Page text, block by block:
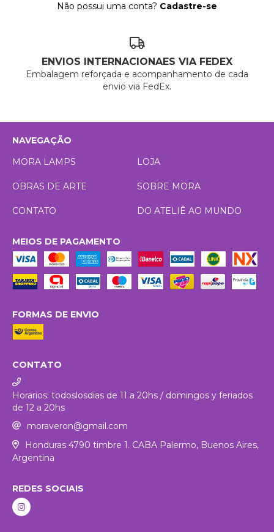
Não possui uma conta? Cadastre-se
ENVIOS INTERNACIONAES VIA FEDEX
Embalagem reforçada e acompanhamento de cada
envio via FedEx.
NAVEGAÇÃO
MORA LAMPS
LOJA
OBRAS DE ARTE SOBRE MORA
CONTATO DO ATELIÊ AO MUNDO
MEIOS DE PAGAMENTO
FORMAS DE ENVIO
CONTATO
Horarios: todoslosdias de 11 a 20hs / domingos y feriados
de 12 a 20hs
moraveron@gmail.com
Honduras 4790 timbre 1. CABA Palermo, Buenos Aires,
Argentina
REDES SOCIAIS